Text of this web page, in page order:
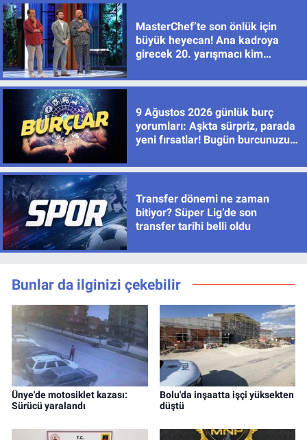
MasterChef’te son önlük için
büyük heyecan! Ana kadroya
girecek 20. yarışmacı kim
9 Ağustos 2026 günlük burç
yorumları: Aşkta sürpriz, parada
yeni fırsatlar! Bugün burcunuzu
Transfer dönemi ne zaman
bitiyor? Süper Lig’de son
transfer tarihi belli oldu
Bunlar da ilginizi çekebilir
Ünye'de motosiklet kazası:
Sürücü yaralandı
Bolu'da inşaatta işçi yüksekten
düştü